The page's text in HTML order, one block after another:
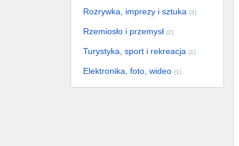
Rozrywka, imprezy i sztuka (3)
Rzemiosło i przemysł (2)
Turystyka, sport i rekreacja (1)
Elektronika, foto, wideo (1)